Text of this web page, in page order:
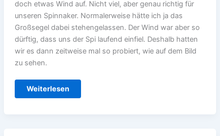
doch etwas Wind auf. Nicht viel, aber genau richtig für
unseren Spinnaker. Normalerweise hätte ich ja das
Großsegel dabei stehengelassen. Der Wind war aber so
dürftig, dass uns der Spi laufend einfiel. Deshalb hatten
wir es dann zeitweise mal so probiert, wie auf dem Bild
zu sehen.
…
Weiterlesen